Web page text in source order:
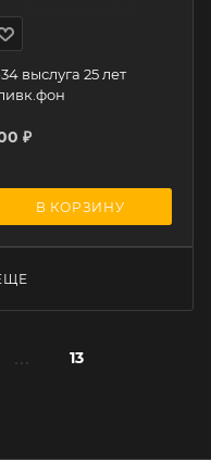
выслуга 25 лет
₽
В КОРЗИНУ
13